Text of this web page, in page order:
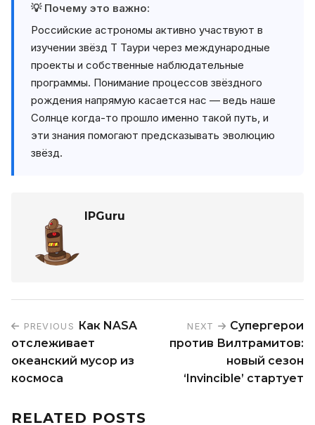
💡 Почему это важно:
Российские астрономы активно участвуют в
изучении звёзд Т Таури через международные
проекты и собственные наблюдательные
программы. Понимание процессов звёздного
рождения напрямую касается нас — ведь наше
Солнце когда-то прошло именно такой путь, и
эти знания помогают предсказывать эволюцию
звёзд.
IPGuru
PREVIOUS Как NASA
отслеживает
океанский мусор из
космоса
NEXT
Супергерои
против Вилтрамитов:
новый сезон
‘Invincible’ стартует
RELATED POSTS